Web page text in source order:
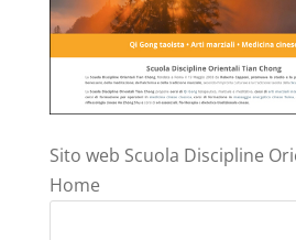
Sito web Scuola Discipline
Home